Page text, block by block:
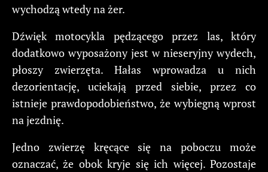
wychodzą wtedy na żer.
Dźwięk motocykla pędzącego przez las, który
dodatkowo wyposażony jest w nieseryjny wydech,
płoszy zwierzęta. Hałas wprowadza u nich
dezorientację, uciekają przed siebie, przez co
istnieje prawdopodobieństwo, że wybiegną wprost
na jezdnię.
Jedno zwierzę kręcące się na poboczu może
oznaczać, że obok kryje się ich więcej. Pozostaje